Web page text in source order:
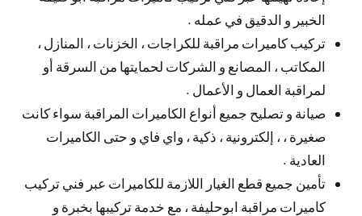
الخبير و الدقيق في عمله .
تركيب كاميرات مراقبة للكراجات ، الخزنات ، المنازل ،
المكاتب ، المصانع و الشركات لحمايتها من السرقة أو
لمراقبة العمال و الأعمال .
صيانة و تصليح جميع أنواع الكاميرات المراقبة سواء كانت
صغيرة ، ، إلكترونية ، ذكية ، واي فاي و حتى الكاميرات
العادية .
تأمين جميع قطع الغيار اللازمة للكاميرات عبر فني تركيب
كاميرات مراقبة ابوحليفة ، مع خدمة تركيبها بخبرة و